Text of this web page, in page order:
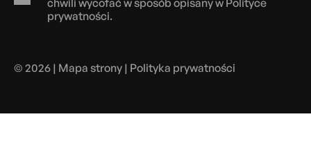
chwili wycofać w sposób opisany w Polityce
prywatności.
© 2026 | Mapa strony | Polityka prywatności